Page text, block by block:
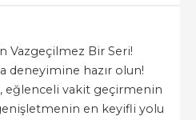
Vazgeçilmez Bir Seri!
deneyimine hazır olun!
eğlenceli vakit geçirmenin
en keyifli yolu